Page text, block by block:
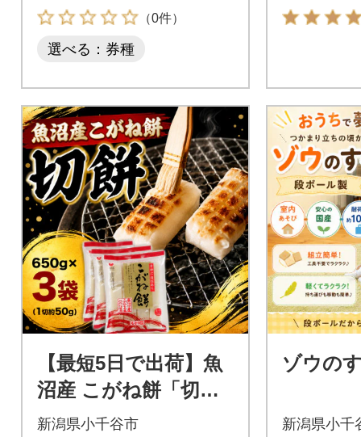
（0件）
選べる：券種
【最短5日で出荷】魚
沼産 こがね餅「切
餅」650g×3袋 新潟県
新潟県小千谷市
ゾウの
新潟県小千